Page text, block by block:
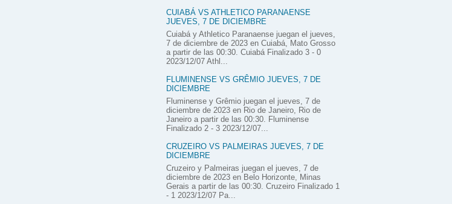
CUIABÁ VS ATHLETICO PARANAENSE
JUEVES, 7 DE DICIEMBRE
Cuiabá y Athletico Paranaense juegan el jueves,
7 de diciembre de 2023 en Cuiabá, Mato Grosso
a partir de las 00:30. Cuiabá Finalizado 3 - 0
2023/12/07 Athl...
FLUMINENSE VS GRÊMIO JUEVES, 7 DE
DICIEMBRE
Fluminense y Grêmio juegan el jueves, 7 de
diciembre de 2023 en Rio de Janeiro, Rio de
Janeiro a partir de las 00:30. Fluminense
Finalizado 2 - 3 2023/12/07...
CRUZEIRO VS PALMEIRAS JUEVES, 7 DE
DICIEMBRE
Cruzeiro y Palmeiras juegan el jueves, 7 de
diciembre de 2023 en Belo Horizonte, Minas
Gerais a partir de las 00:30. Cruzeiro Finalizado 1
- 1 2023/12/07 Pa...